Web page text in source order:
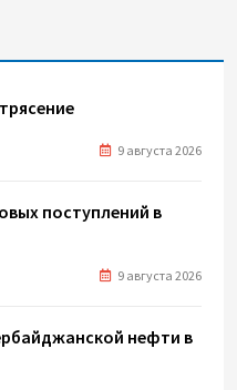
9 августа 2026
поступлений в
9 августа 2026
нефти в